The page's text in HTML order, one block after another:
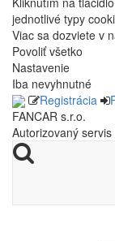
jednotlivé typy
Viac sa dozviete v
Povoliť všetko
Nastavenie
Iba nevyhnutné
Registrácia
FANCAR s.r.o.
Autorizovaný